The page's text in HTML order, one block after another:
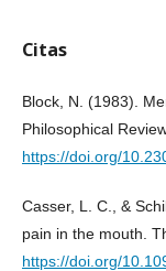
Citas
Block, N. (1983).
Philosophical
https://doi.org/
Casser, L. C., &
pain in the mouth.
https://doi.org/